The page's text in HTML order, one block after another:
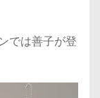
では善子が登